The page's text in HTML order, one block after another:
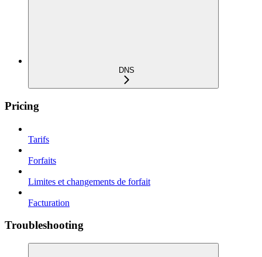
DNS
Pricing
Tarifs
Forfaits
Limites et changements de forfait
Facturation
Troubleshooting